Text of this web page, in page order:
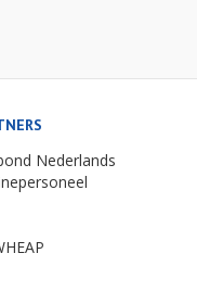
Nederlands